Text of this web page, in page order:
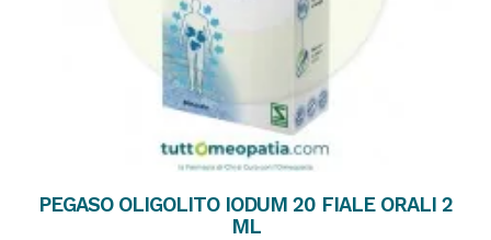
PEGASO OLIGOLITO IODUM 20 FIALE ORALI 2
ML